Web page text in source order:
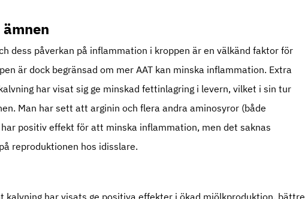
dess påverkan på inflammation i kroppen är en välkänd faktor för
är dock begränsad om mer AAT kan minska inflammation. Extra
har visat sig ge minskad fettinlagring i levern, vilket i sin tur
Man har sett att arginin och flera andra aminosyror (både
positiv effekt för att minska inflammation, men det saknas
reproduktionen hos idisslare.
har visats ge positiva effekter i ökad mjölkproduktion, bättre